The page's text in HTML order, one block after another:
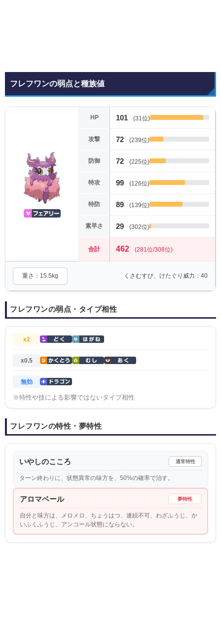
フレフワンの弱点と種族値
HP 101 (31位)
攻撃 72 (239位)
防御 72 (225位)
特攻 99 (126位)
特防 89 (139位)
素早さ 29 (302位)
合計 462 (281位/308位)
重さ：15.5kg くさむすび、けたぐり威力：40
フレフワンの弱点・タイプ相性
x2
x0.5
無効
※特性や技による影響ではないタイプ相性
フレフワンの特性・夢特性
いやしのこころ 通常特性
ターン終わりに、状態異常の味方を、50%の確率で治す。
アロマベール 夢特性
自分と味方は、メロメロ、ちょうはつ、連続不可、わざふうじ、か
いふくふうじ、アンコール状態にならない。